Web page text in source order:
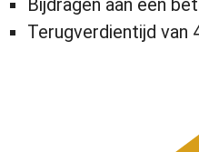
Bijdragen aan een
Terugverdientijd van